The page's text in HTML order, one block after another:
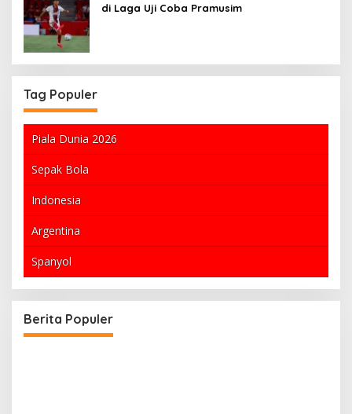
di Laga Uji Coba Pramusim
Tag Populer
Piala Dunia 2026
Sepak Bola
Indonesia
Argentina
Spanyol
Berita Populer